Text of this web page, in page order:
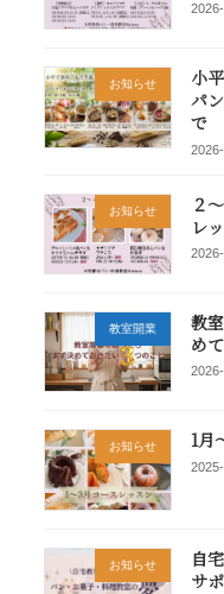
お知らせ
小
パ
で
お知らせ
２
レ
教室開業
教
め
お知らせ 1月
お知らせ
自
サ